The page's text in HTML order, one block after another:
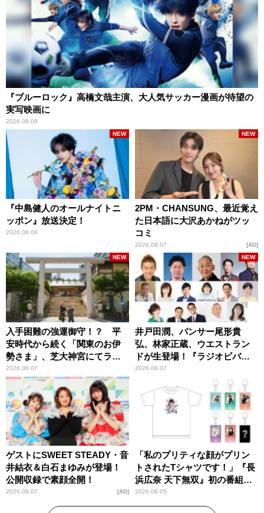
『ブルーロック』高橋文哉主演、大人気サッカー漫画が待望の
実写映画に
2026.08.08
『中島健人のオールナイトニ
ッポン』放送決定！
2026.08.08
NEW
2PM・CHANSUNG、最近覚え
た日本語に大沢あかねがツッ
コミ
2026.08.07
NEW
AD
入手困難の強運御守！？ 平
安時代から続く「関東のお伊
勢さま」、芝大神宮にてラン
パンプスが合格祈願！
2026.08.07
NEW
井戸田潤、パンサー尾形貴
弘、林家正蔵、ウエストラン
ドが生登場！『ラジオビバリ
ー昼ズ』
2026.08.07
NEW
ゲストにSWEET STEADY・音
井結衣＆白石まゆみが登場！
公開収録で素顔全開！
2026.08.07 AD
「私のプリティな顔がプリン
トされたTシャツです！」『長
浜広奈 天下無双』初の番組グ
ッズ発売
2026.08.05